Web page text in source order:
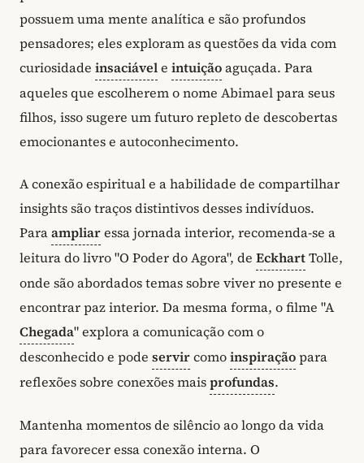
possuem uma mente analítica e são profundos
pensadores; eles exploram as questões da vida com
curiosidade insaciávele intuiçãoaguçada. Para
aqueles que escolherem o nome Abimael para seus
filhos, isso sugere um futuro repleto de descobertas
emocionantes e autoconhecimento.
A conexão espiritual e a habilidade de compartilhar
insights são traços distintivos desses indivíduos.
Paraampliaressa jornada interior, recomenda-se a
leitura do livro "O Poder do Agora", de EckhartTolle,
onde são abordados temas sobre viver no presente e
encontrar paz interior. Da mesma forma, o filme "A
Chegada" explora a comunicação com o
desconhecido e pode servircomoinspiraçãopara
reflexões sobre conexões maisprofundas.
Mantenha momentos de silêncio ao longo da vida
para favorecer essa conexão interna. O